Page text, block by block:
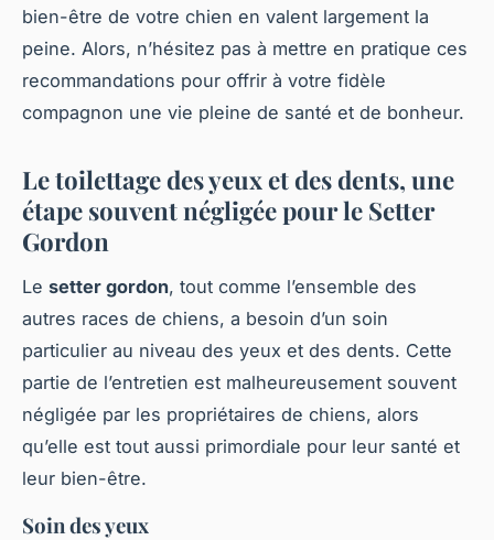
bien-être de votre chien en valent largement la
peine. Alors, n’hésitez pas à mettre en pratique ces
recommandations pour offrir à votre fidèle
compagnon une vie pleine de santé et de bonheur.
Le toilettage des yeux et des dents, une
étape souvent négligée pour le Setter
Gordon
Le setter gordon, tout comme l’ensemble des
autres races de chiens, a besoin d’un soin
particulier au niveau des yeux et des dents. Cette
partie de l’entretien est malheureusement souvent
négligée par les propriétaires de chiens, alors
qu’elle est tout aussi primordiale pour leur santé et
leur bien-être.
Soin des yeux